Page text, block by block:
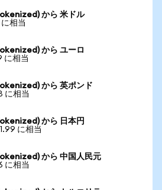
から 米ドル
に相当
から ユーロ
に相当
から 英ポンド
に相当
から 日本円
に相当
から 中国人民元
に相当